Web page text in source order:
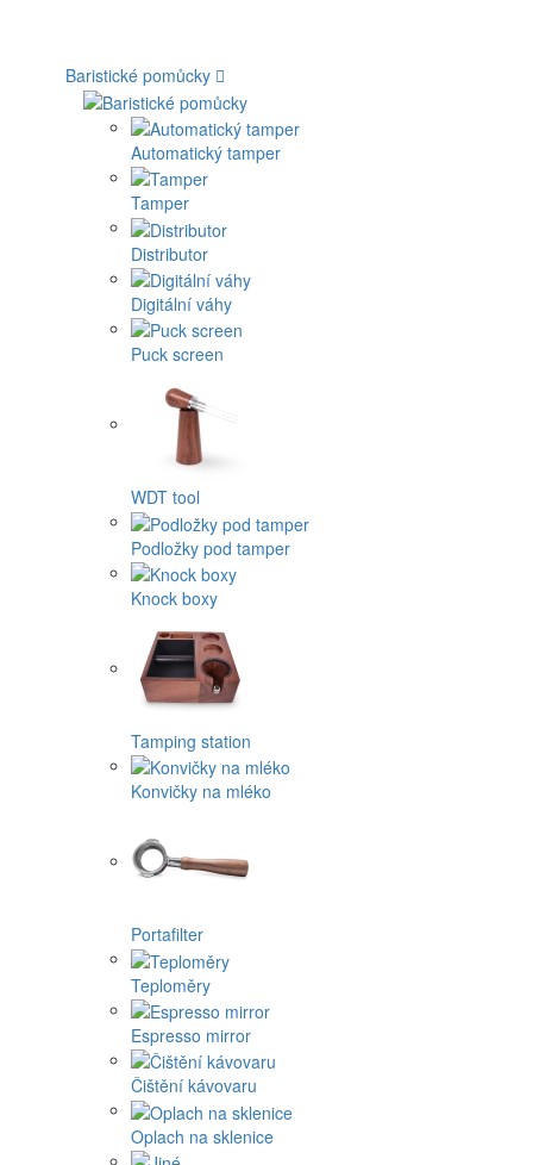
Baristické pomůcky
Automatický tamper
Tamper
Distributor
Digitální váhy
Puck screen
WDT tool
Podložky pod tamper
Knock boxy
Tamping station
Konvičky na mléko
Portafilter
Teploměry
Espresso mirror
Čištění kávovaru
Oplach na sklenice